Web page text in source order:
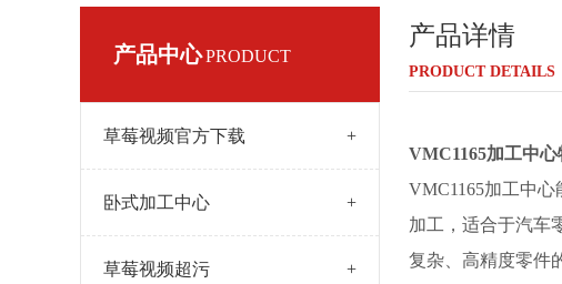
产品中心PRODUCT
草莓视频官方下载 +
卧式加工中心 +
草莓视频超污 +
产品详情
PRODUCT DETAILS
VMC1165加工中心特
VMC1165加工中心能
加工，适合于汽车
复杂、高精度零件